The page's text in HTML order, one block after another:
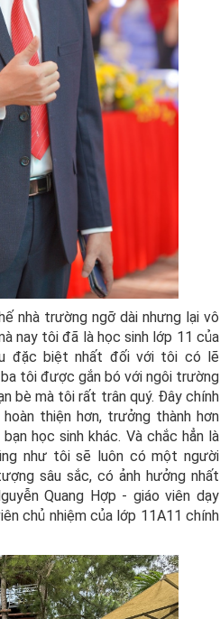
nhà trường ngỡ dài nhưng lại vô
nay tôi đã là học sinh lớp 11 của
đặc biệt nhất đối với tôi có lẽ
tôi được gắn bó với ngôi trường
bè mà tôi rất trân quý. Đây chính
thiện hơn, trưởng thành hơn
học sinh khác. Và chắc hẳn là
như tôi sẽ luôn có một người
sâu sắc, có ảnh hưởng nhất
Quang Hợp - giáo viên dạy
chủ nhiệm của lớp 11A11 chính